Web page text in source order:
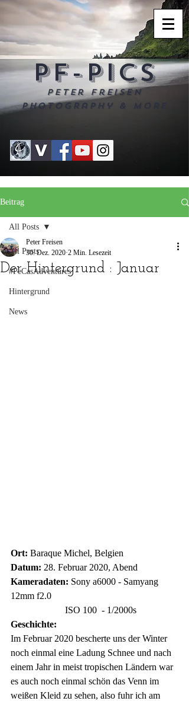
PF-PICS
Peter Freisen
Photography & more
Beitrag
All Posts
#PeCasAdventures
Hintergrund
News
All Posts
Der Hintergrund : Januar
Peter Freisen
30. Dez. 2020 2 Min. Lesezeit
Ort: Baraque Michel, Belgien
Datum: 28. Februar 2020, Abend
Kameradaten: Sony a6000 - Samyang
12mm f2.0
                       ISO 100  - 1/2000s
Geschichte:
Im Februar 2020 bescherte uns der Winter
noch einmal eine Ladung Schnee und nach
einem Jahr in meist tropischen Ländern war
es auch noch einmal schön das Venn im
weißen Kleid zu sehen, also fuhr ich am